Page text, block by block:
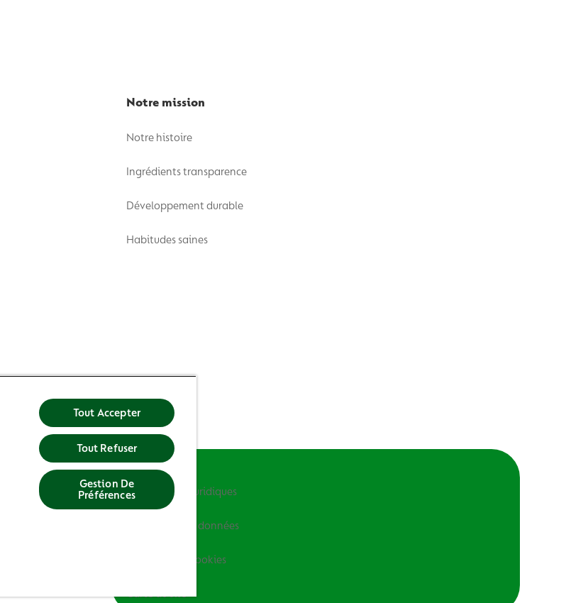
Notre mission
Notre histoire
Ingrédients transparence
Développement durable
Habitudes saines
Informations juridiques
Protection des données
Politique des cookies
Carte du site
Tout Accepter
Tout Refuser
Gestion De
Préférences